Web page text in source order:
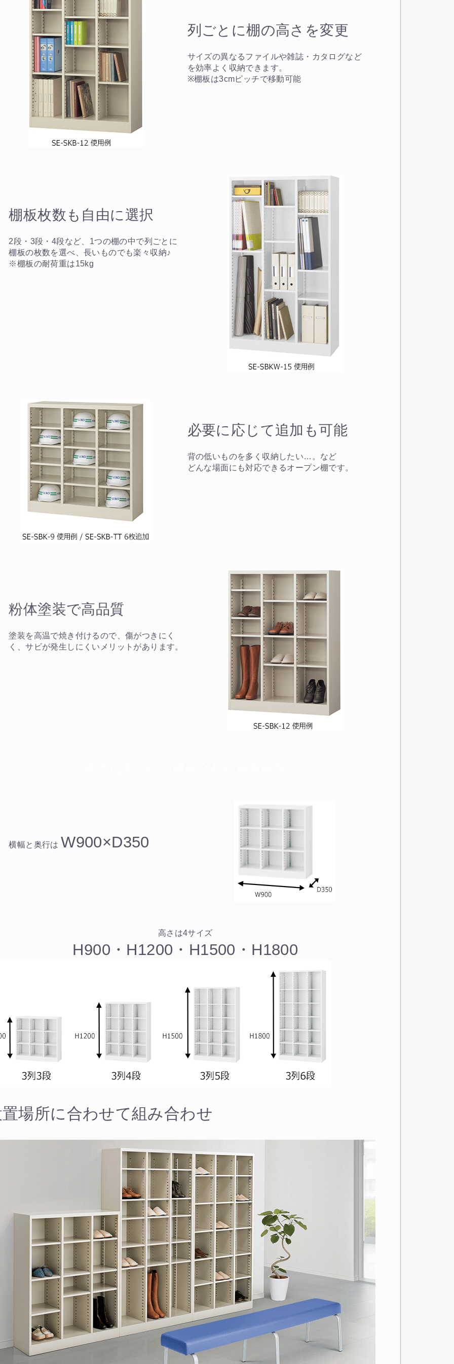
列ごとに棚の高さを変更
サイズの異なるファイルや雑誌・カタログなど
を効率よく収納できます。
※棚板は3cmピッチで移動可能
棚板枚数も自由に選択
2段・3段・4段など、1つの棚の中で列ごとに
棚板の枚数を選べ、長いものでも楽々収納♪
※棚板の耐荷重は15kg
必要に応じて追加も可能
背の低いものを多く収納したい…。など
どんな場面にも対応できるオープン棚です。
粉体塗装で高品質
塗装を高温で焼き付けるので、傷がつきにく
く、サビが発生しにくいメリットがあります。
横幅と奥行は W900×D350
高さは4サイズ
H900・H1200・H1500・H1800
場所に合わせて組み合わせ
カートに追加しました。
も大量導入でも無料お見積・ご注文を受け付けております(安心保証付き)